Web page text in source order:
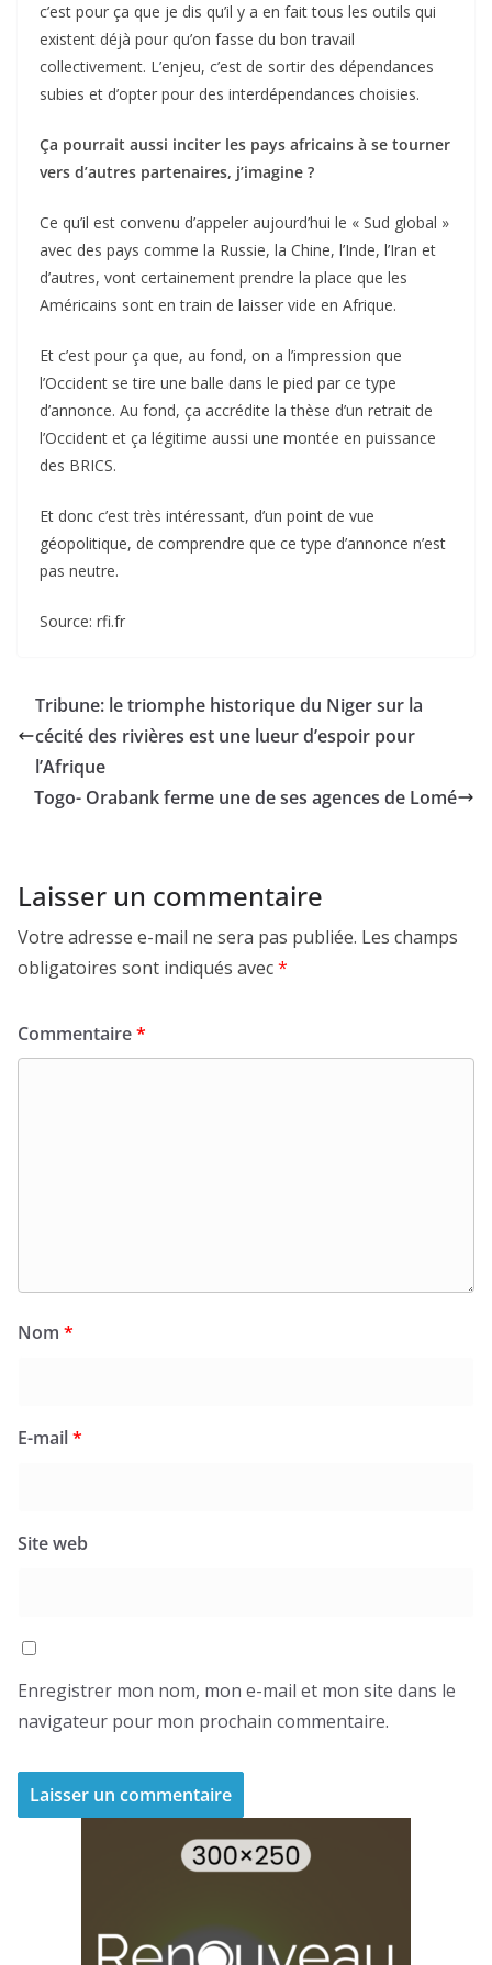
c’est pour ça que je dis qu’il y a en fait tous les outils qui
existent déjà pour qu’on fasse du bon travail
collectivement. L’enjeu, c’est de sortir des dépendances
subies et d’opter pour des interdépendances choisies.
Ça pourrait aussi inciter les pays africains à se tourner
vers d’autres partenaires, j’imagine ?
Ce qu’il est convenu d’appeler aujourd’hui le « Sud global »
avec des pays comme la Russie, la Chine, l’Inde, l’Iran et
d’autres, vont certainement prendre la place que les
Américains sont en train de laisser vide en Afrique.
Et c’est pour ça que, au fond, on a l’impression que
l’Occident se tire une balle dans le pied par ce type
d’annonce. Au fond, ça accrédite la thèse d’un retrait de
l’Occident et ça légitime aussi une montée en puissance
des BRICS.
Et donc c’est très intéressant, d’un point de vue
géopolitique, de comprendre que ce type d’annonce n’est
pas neutre.
Source: rfi.fr
Tribune: le triomphe historique du Niger sur la
cécité des rivières est une lueur d’espoir pour
l’Afrique
Togo- Orabank ferme une de ses agences de Lomé
Laisser un commentaire
Votre adresse e-mail ne sera pas publiée. Les champs
obligatoires sont indiqués avec*
Commentaire*
Nom *
E-mail*
Site web
Enregistrer mon nom, mon e-mail et mon site dans le
navigateur pour mon prochain commentaire.